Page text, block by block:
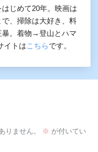
じめて20年。映画は
、掃除は大好き、料
暴。着物→登山とハマ
イトはこちらです。
りません。 ※ が付いてい